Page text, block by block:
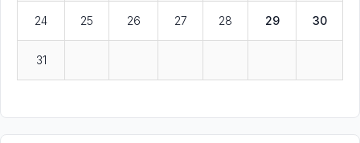
24 25 26 27 28 29 30
31